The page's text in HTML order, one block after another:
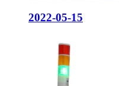
2022-05-15